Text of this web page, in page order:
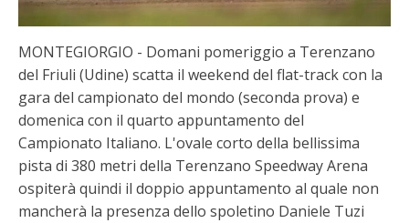
MONTEGIORGIO - Domani pomeriggio a Terenzano
del Friuli (Udine) scatta il weekend del flat-track con la
gara del campionato del mondo (seconda prova) e
domenica con il quarto appuntamento del
Campionato Italiano. L'ovale corto della bellissima
pista di 380 metri della Terenzano Speedway Arena
ospiterà quindi il doppio appuntamento al quale non
mancherà la presenza dello spoletino Daniele Tuzi